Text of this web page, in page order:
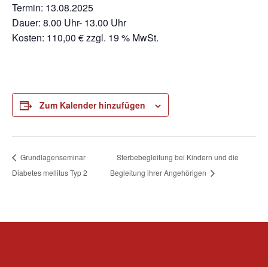
Termin: 13.08.2025
Dauer: 8.00 Uhr- 13.00 Uhr
Kosten: 110,00 € zzgl. 19 % MwSt.
Zum Kalender hinzufügen
Grundlagenseminar
Diabetes mellitus Typ 2
Sterbebegleitung bei Kindern und die
Begleitung ihrer Angehörigen